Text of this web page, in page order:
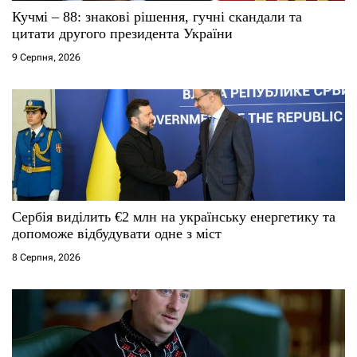
і
в
Кучмі – 88: знакові рішення, гучні скандали та
цитати другого президента України
9 Серпня, 2026
Сербія виділить €2 млн на українську енергетику та
допоможе відбудувати одне з міст
8 Серпня, 2026